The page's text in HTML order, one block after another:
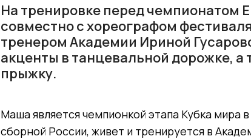
На тренировке перед чемпионатом
совместно с хореографом
тренером Академии Ириной
акценты в танцевальной дорожке, а
прыжку.
Маша является чемпионкой этапа Кубка мира
сборной России, живет и тренируется в